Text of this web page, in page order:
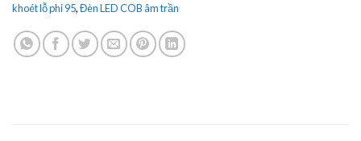
khoét lỗ phi 95,Đèn LED COB âm trần